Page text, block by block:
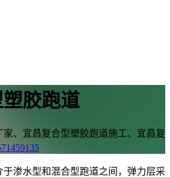
胶跑道
、宜昌复合型塑胶跑道施工、宜昌复
于渗水型和混合型跑道之间，弹力层采